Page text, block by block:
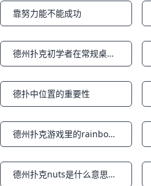
Notifications
靠努力能不能成功
Notifications 德州扑克初学者在常规桌获得成功的简单法则
Notifications
德扑中位置的重要性
Notifications 德州扑克游戏里的rainbow彩虹牌面是什么意思？
Notifications 德州扑克nuts是什么意思？坚果牌是什么意思？